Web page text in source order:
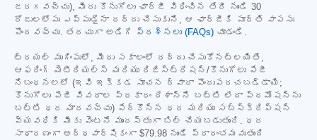
జరగవచ్చు), మీరు కొనుగోలు ఛార్జీ విధించిన తేదీ నుండి 30
రోజులలోపు ఎప్పుడైనా రద్దు చేసుకుని, ఆ ఛార్జీకి పూర్తి వాపసు
పొందవచ్చు. తరచుగా అడిగే
ప్రశ్నలు (FAQs) చూడండి.
ట్రయల్ ముగింపులో, మీరు సకాలంలో రద్దు చేసుకోనట్లయితే,
ఆఫరింగ్ మెటీరియల్స్ మరియు రిజిస్ట్రేషన్/కొనుగోలు పేజీ
నిబంధనలలో (ఇవి ఇక్కడ సూచన ద్వారా పొందుపరచబడ్డాయి;
కొనుగోలు పేజీ వివరాల ప్రకారం దేశాన్ని బట్టి లేదా ప్రమోషన్‌ను
బట్టి ధర మారవచ్చు) పేర్కొన్న ధర మరియు సబ్‌స్క్రిప్షన్
వ్యవధికి మీకు వెంటనే ముందస్తుగా బిల్ చేయబడుతుంది. ధర
సాధారణంగా అర్ధవార్షికంగా $79.98 నుండి ప్రారంభమవుతుంది